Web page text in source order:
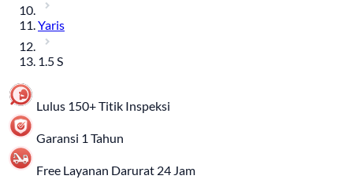
Yaris
1.5 S
Lulus 150+ Titik Inspeksi
Garansi 1 Tahun
Free Layanan Darurat 24 Jam